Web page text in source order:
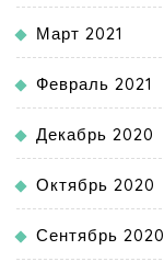
Март 2021
Февраль 2021
Декабрь 2020
Октябрь 2020
Сентябрь 2020